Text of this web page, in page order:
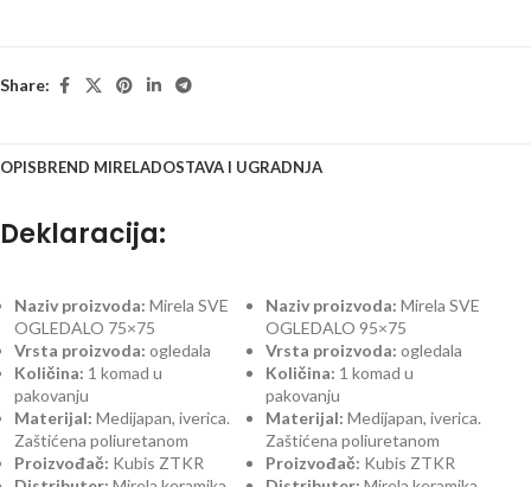
Share:
OPISBREND MIRELADOSTAVA I UGRADNJA
Deklaracija:
Naziv proizvoda: Mirela SVE
OGLEDALO 75×75
Vrsta proizvoda: ogledala
Količina: 1 komad u
pakovanju
Materijal: Medijapan, iverica.
Zaštićena poliuretanom
Proizvođač: Kubis ZTKR
Naziv proizvoda: Mirela SVE
OGLEDALO 95×75
Vrsta proizvoda: ogledala
Količina: 1 komad u
pakovanju
Materijal: Medijapan, iverica.
Zaštićena poliuretanom
Proizvođač: Kubis ZTKR